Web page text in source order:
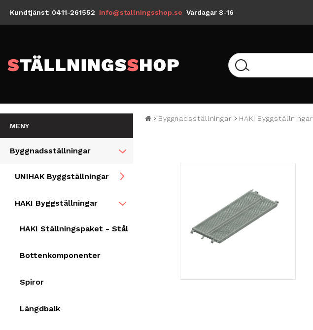
Kundtjänst: 0411-261552 info@stallningsshop.se Vardagar 8-16
MENY
Byggnadsställningar
UNIHAK Byggställningar
HAKI Byggställningar
HAKI Ställningspaket - Stål
Bottenkomponenter
Spiror
Längdbalk
Byggnadsställningar HAKI Byggställningar